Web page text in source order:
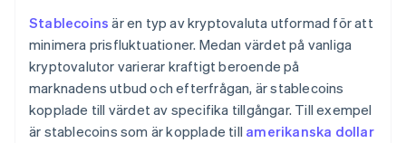
Stablecoins är en typ av kryptovaluta utformad för att
minimera prisfluktuationer. Medan värdet på vanliga
kryptovalutor varierar kraftigt beroende på
marknadens utbud och efterfrågan, är stablecoins
kopplade till värdet av specifika tillgångar. Till exempel
är stablecoins som är kopplade till amerikanska dollar